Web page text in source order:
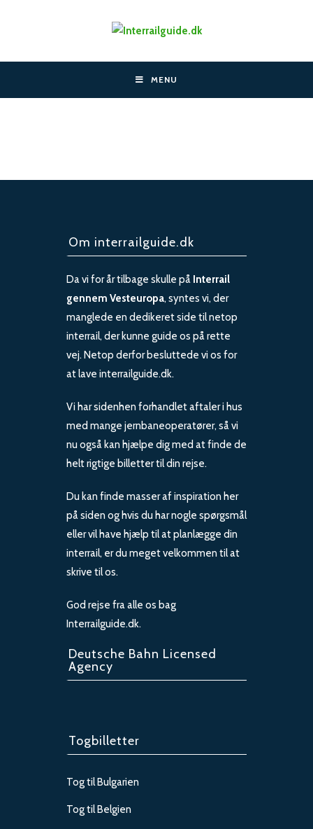
MENU
Om interrailguide.dk
Da vi for år tilbage skulle på Interrail
gennem Vesteuropa, syntes vi, der
manglede en dedikeret side til netop
interrail, der kunne guide os på rette
vej. Netop derfor besluttede vi os for
at lave interrailguide.dk.
Vi har sidenhen forhandlet aftaler i hus
med mange jernbaneoperatører, så vi
nu også kan hjælpe dig med at finde de
helt rigtige billetter til din rejse.
Du kan finde masser af inspiration her
på siden og hvis du har nogle spørgsmål
eller vil have hjælp til at planlægge din
interrail, er du meget velkommen til at
skrive til os.
God rejse fra alle os bag
Interrailguide.dk.
Deutsche Bahn Licensed
Agency
Togbilletter
Tog til Bulgarien
Tog til Belgien